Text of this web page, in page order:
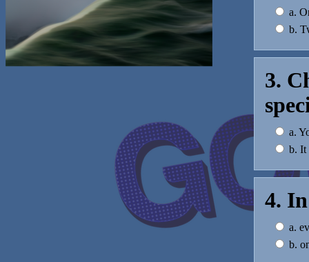
a.
b.
3.
a.
b. It
4.
a.
b.